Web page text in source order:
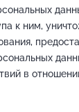
к ним,
в